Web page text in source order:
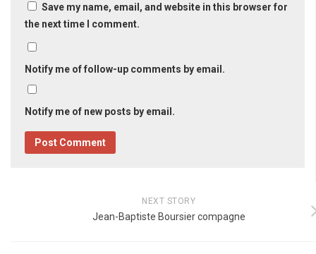
Save my name, email, and website in this browser for
the next time I comment.
Notify me of follow-up comments by email.
Notify me of new posts by email.
NEXT STORY
Jean-Baptiste Boursier compagne